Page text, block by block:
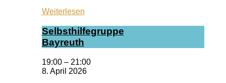
Weiterlesen
Selbst­hil­fe­grup­pe
Bay­reuth
19:00 – 21:00
8. April 2026